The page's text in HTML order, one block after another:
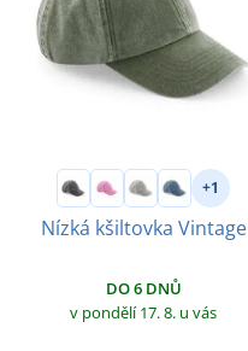
+1
Nízká kšiltovka Vintage
DO 6 DNŮ
v pondělí 17. 8. u vás